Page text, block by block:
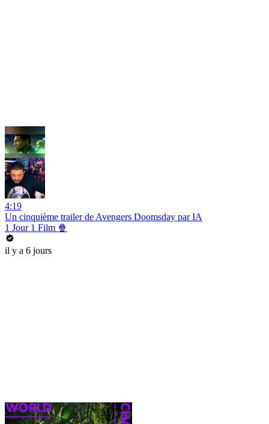
4:19
Un cinquième trailer de Avengers Doomsday par IA
1 Jour 1 Film 🍿
il y a 6 jours